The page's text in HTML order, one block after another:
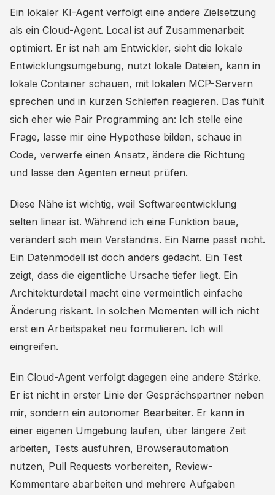
Ein lokaler KI-Agent verfolgt eine andere Zielsetzung
als ein Cloud-Agent. Local ist auf Zusammenarbeit
optimiert. Er ist nah am Entwickler, sieht die lokale
Entwicklungsumgebung, nutzt lokale Dateien, kann in
lokale Container schauen, mit lokalen MCP-Servern
sprechen und in kurzen Schleifen reagieren. Das fühlt
sich eher wie Pair Programming an: Ich stelle eine
Frage, lasse mir eine Hypothese bilden, schaue in
Code, verwerfe einen Ansatz, ändere die Richtung
und lasse den Agenten erneut prüfen.
Diese Nähe ist wichtig, weil Softwareentwicklung
selten linear ist. Während ich eine Funktion baue,
verändert sich mein Verständnis. Ein Name passt nicht.
Ein Datenmodell ist doch anders gedacht. Ein Test
zeigt, dass die eigentliche Ursache tiefer liegt. Ein
Architekturdetail macht eine vermeintlich einfache
Änderung riskant. In solchen Momenten will ich nicht
erst ein Arbeitspaket neu formulieren. Ich will
eingreifen.
Ein Cloud-Agent verfolgt dagegen eine andere Stärke.
Er ist nicht in erster Linie der Gesprächspartner neben
mir, sondern ein autonomer Bearbeiter. Er kann in
einer eigenen Umgebung laufen, über längere Zeit
arbeiten, Tests ausführen, Browserautomation
nutzen, Pull Requests vorbereiten, Review-
Kommentare abarbeiten und mehrere Aufgaben